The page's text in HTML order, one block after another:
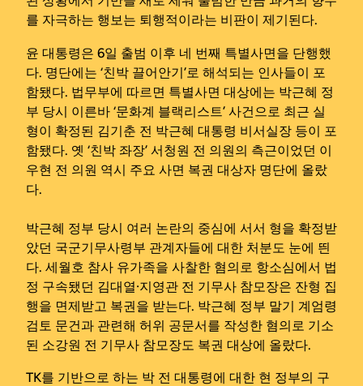
를 자극하는 행보는 퇴행적이라는 비판이 제기된다.
윤 대통령은 6일 출범 이후 네 번째 특별사면을 단행했
다. 명단에는 ‘친박 끌어안기’로 해석되는 인사들이 포
함됐다. 법무부에 따르면 특별사면 대상에는 박근혜 정
부 당시 이른바 ‘문화계 블랙리스트’ 사건으로 최근 실
형이 확정된 김기춘 전 박근혜 대통령 비서실장 등이 포
함됐다. 옛 ‘친박 좌장’ 서청원 전 의원의 측근이었던 이
우현 전 의원 역시 주요 사면 복권 대상자 명단에 올랐
다.
박근혜 정부 당시 여러 논란의 중심에 서서 형을 확정받
았던 국군기무사령부 관계자들에 대한 처분도 눈에 띈
다. 세월호 참사 유가족을 사찰한 혐의로 항소심에서 법
정 구속됐던 김대열·지영관 전 기무사 참모장은 잔형 집
행을 면제받고 복권을 받는다. 박근혜 정부 말기 계엄령
검토 문건과 관련해 허위 공문서를 작성한 혐의로 기소
된 소강원 전 기무사 참모장도 복권 대상에 올랐다.
TK를 기반으로 하는 박 전 대통령에 대한 현 정부의 구